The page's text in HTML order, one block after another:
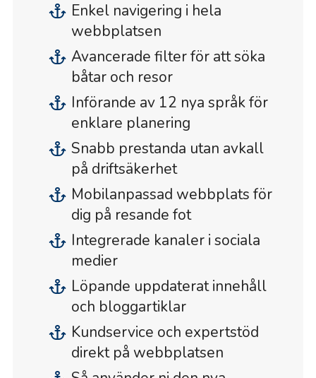
Enkel navigering i hela
webbplatsen
Avancerade filter för att söka
båtar och resor
Införande av 12 nya språk för
enklare planering
Snabb prestanda utan avkall
på driftsäkerhet
Mobilanpassad webbplats för
dig på resande fot
Integrerade kanaler i sociala
medier
Löpande uppdaterat innehåll
och bloggartiklar
Kundservice och expertstöd
direkt på webbplatsen